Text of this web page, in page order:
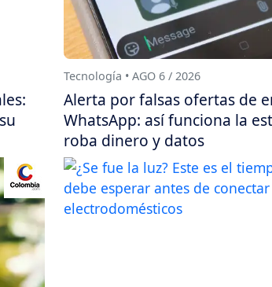
Tecnología • AGO 6 / 2026
Alerta por falsas ofertas de
WhatsApp: así funciona la
roba dinero y datos